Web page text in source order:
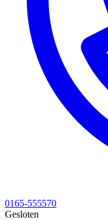
0165-555570
Gesloten